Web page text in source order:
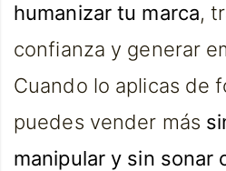
humanizar tu marca,
confianza y generar
Cuando lo aplicas de
puedes vender más
manipular y sin sonar